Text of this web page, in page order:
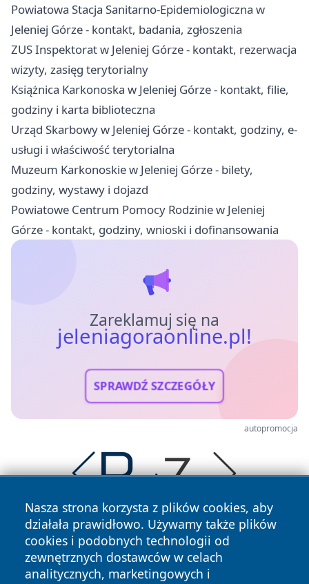
Powiatowa Stacja Sanitarno-Epidemiologiczna w
Jeleniej Górze - kontakt, badania, zgłoszenia
ZUS Inspektorat w Jeleniej Górze - kontakt, rezerwacja
wizyty, zasięg terytorialny
Książnica Karkonoska w Jeleniej Górze - kontakt, filie,
godziny i karta biblioteczna
Urząd Skarbowy w Jeleniej Górze - kontakt, godziny, e-
usługi i właściwość terytorialna
Muzeum Karkonoskie w Jeleniej Górze - bilety,
godziny, wystawy i dojazd
Powiatowe Centrum Pomocy Rodzinie w Jeleniej
Górze - kontakt, godziny, wnioski i dofinansowania
Zareklamuj się na
jeleniagoraonline.pl!
SPRAWDŹ SZCZEGÓŁY
autopromocja
Nasza strona korzysta z plików cookies, aby
działała prawidłowo. Używamy także plików
cookies i podobnych technologii od
zewnętrznych dostawców w celach
analitycznych, marketingowych i